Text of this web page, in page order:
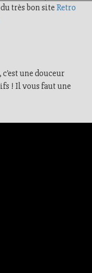
très bon site Retro
une douceur
! Il vous faut une